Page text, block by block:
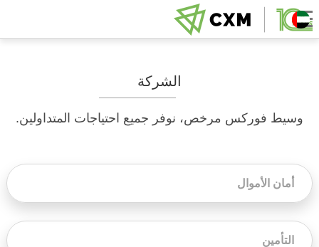
الشركة
وسيط فوركس مرخص، نوفر جميع احتياجات المتداولين.
أمان الأموال
التأمين